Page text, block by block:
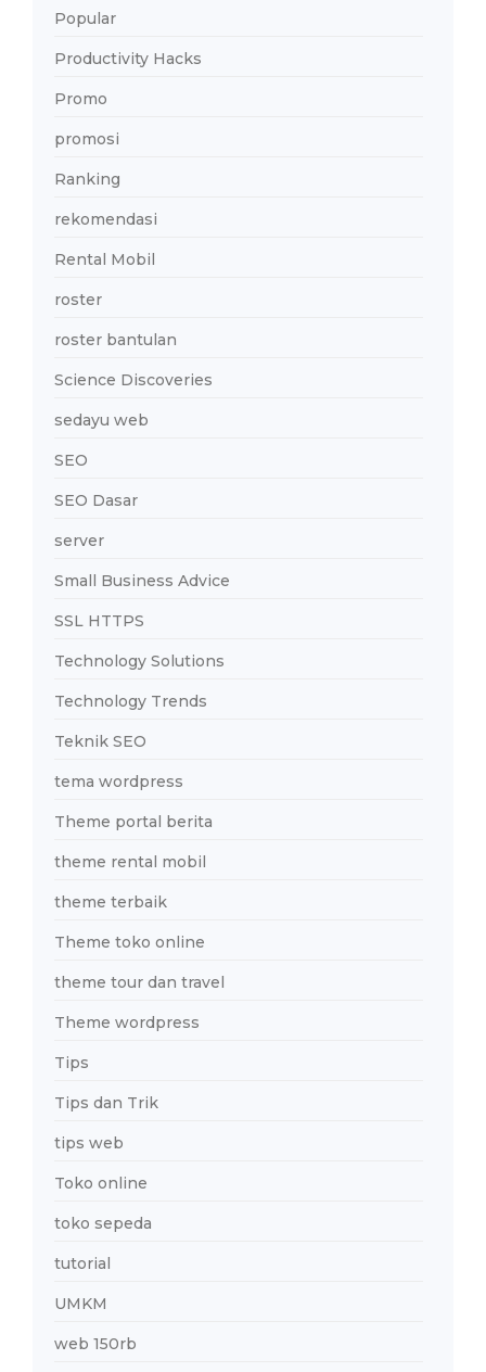
Popular
Productivity Hacks
Promo
promosi
Ranking
rekomendasi
Rental Mobil
roster
roster bantulan
Science Discoveries
sedayu web
SEO
SEO Dasar
server
Small Business Advice
SSL HTTPS
Technology Solutions
Technology Trends
Teknik SEO
tema wordpress
Theme portal berita
theme rental mobil
theme terbaik
Theme toko online
theme tour dan travel
Theme wordpress
Tips
Tips dan Trik
tips web
Toko online
toko sepeda
tutorial
UMKM
web 150rb